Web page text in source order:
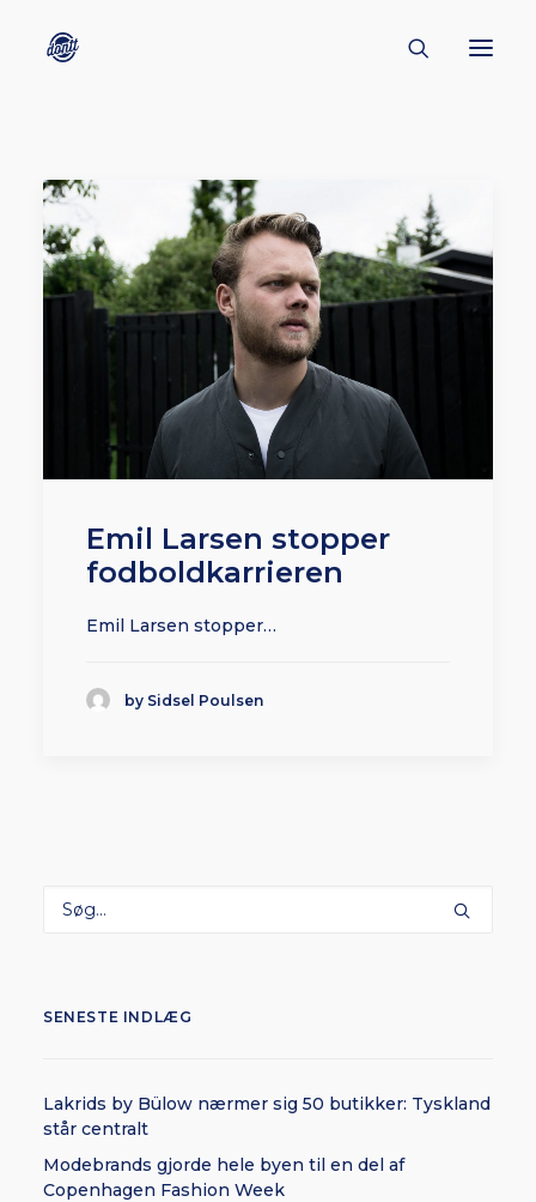
ABOUT
ENGLISH
CREATORS
KULTUR
BORNHOLM
Emil Larsen stopper
fodboldkarrieren
Emil Larsen stopper…
by Sidsel Poulsen
SENESTE INDLÆG
Lakrids by Bülow nærmer sig 50 butikker: Tyskland
står centralt
Modebrands gjorde hele byen til en del af
Copenhagen Fashion Week